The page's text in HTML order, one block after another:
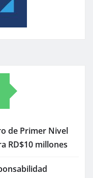
de Primer Nivel
RD$10 millones